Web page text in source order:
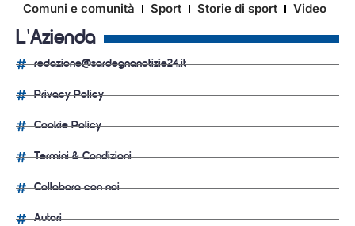
Comuni e comunità
Sport Storie di sport Video
L'Azienda
redazione@sardegnanotizie24.it
Privacy Policy
Cookie Policy
Termini & Condizioni
Collabora con noi
Autori